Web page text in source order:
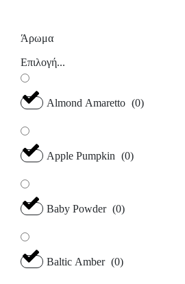
Άρωμα
Επιλογή...
Almond Amaretto (0)
Apple Pumpkin (0)
Baby Powder (0)
Baltic Amber (0)